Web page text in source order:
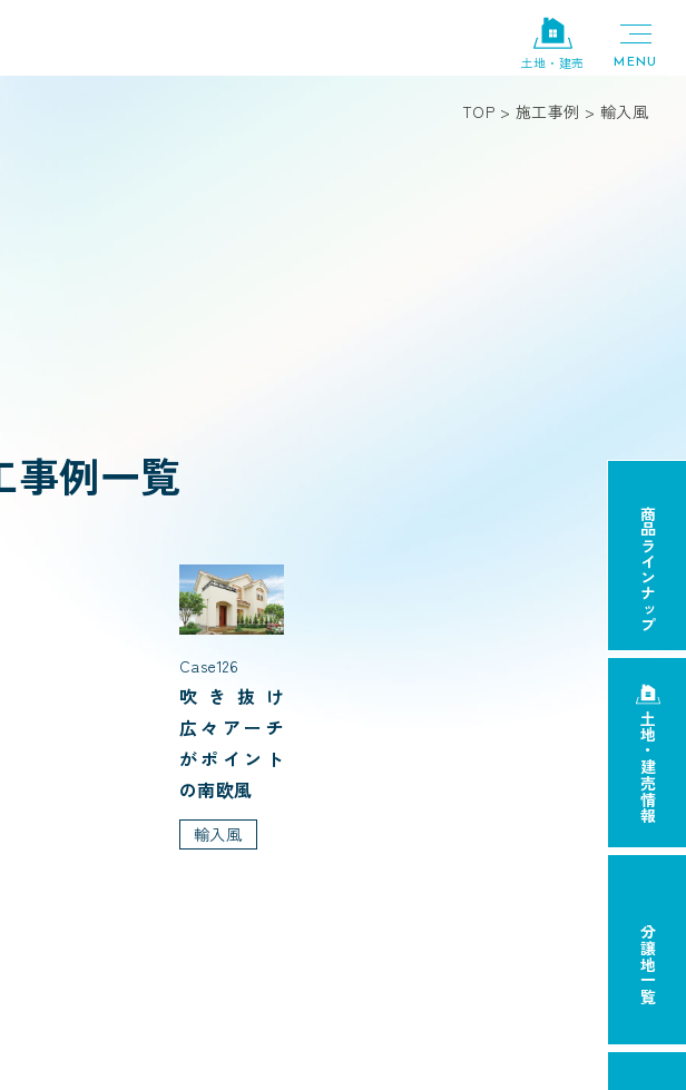
土地・建売
TOP > 施工事例 > 輸入風
事例一覧
Case126
吹き抜け
広々アーチ
がポイント
の南欧風
輸入風
商品ラインナップ
土地・建売情報
分譲地一覧